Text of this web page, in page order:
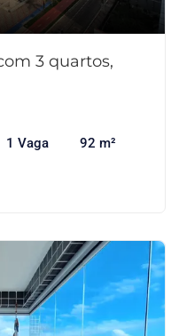
3 quartos,
1 Vaga 92 m²